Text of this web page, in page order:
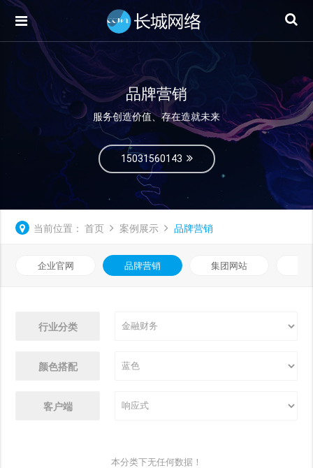
品牌营销
服务创造价值、存在造就未来
15031560143
当前位置： 首页 案例展示 品牌营销
企业官网 品牌营销 集团网站
行业分类
颜色搭配
客户端
本分类下无任何数据！